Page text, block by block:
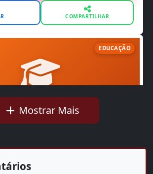
COMPARTILHAR
EDUCAÇÃO
da educação básica no país
01:35
Mostrar Mais